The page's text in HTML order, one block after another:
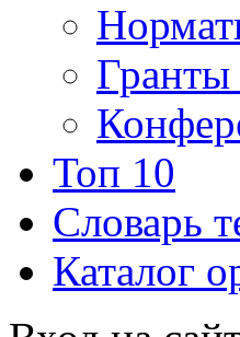
Гранты
Топ 10
Словарь
Каталог